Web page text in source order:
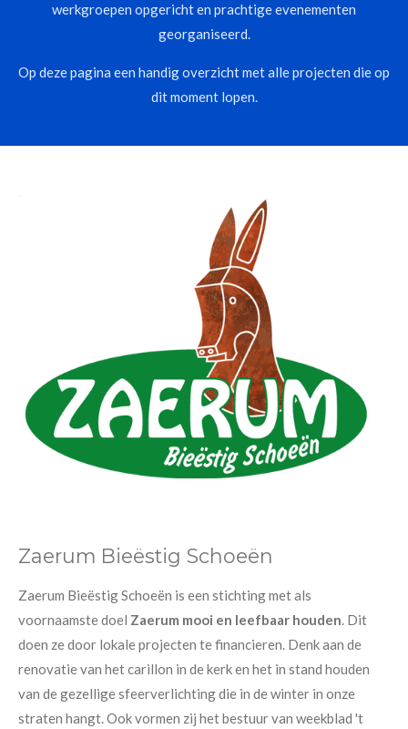
werkgroepen opgericht en prachtige evenementen
georganiseerd.
Op deze pagina een handig overzicht met alle projecten die op
dit moment lopen.
Zaerum Bieëstig Schoeën
Zaerum Bieëstig Schoeën is een stichting met als
voornaamste doel Zaerum mooi en leefbaar houden. Dit
doen ze door lokale projecten te financieren. Denk aan de
renovatie van het carillon in de kerk en het in stand houden
van de gezellige sfeerverlichting die in de winter in onze
straten hangt. Ook vormen zij het bestuur van weekblad 't